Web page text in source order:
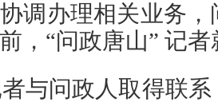
调办理相关业务
，“问政唐山” 记
与问政人取得联